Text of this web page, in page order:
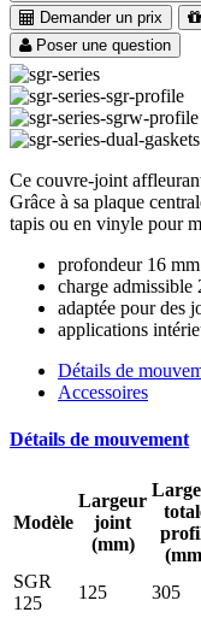
Demander un prix
Poser une question
Ce couvre-joint
Grâce à sa plaque
tapis ou en vinyle pour
profondeur 16 mm
charge admissible
adaptée pour des
applications
Détails de
Accessoires
Détails de mouvement
Modèle
Largeur
joint
(mm)
SGR
125
125 305